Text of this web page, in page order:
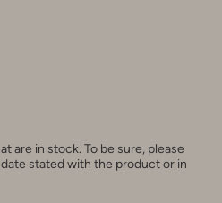
are in stock. To be sure, please
stated with the product or in